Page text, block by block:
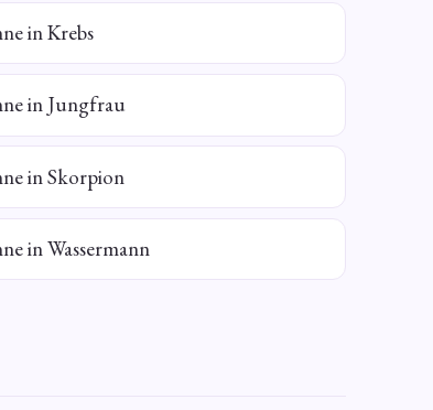
in Krebs
in Jungfrau
in Skorpion
in Wassermann